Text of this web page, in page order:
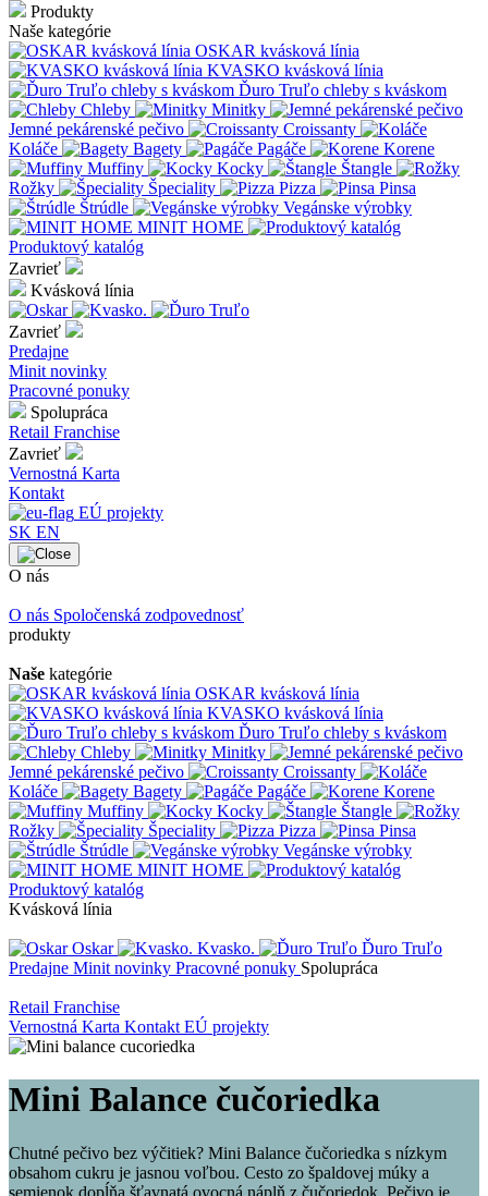
Produkty
Naše kategórie
OSKAR kvásková línia
KVASKO kvásková línia
Ďuro Truľo chleby s kváskom
Chleby
Minitky
Jemné pekárenské pečivo
Croissanty
Koláče
Bagety Pagáče
Korene
Muffiny
Kocky
Štangle
Rožky
Špeciality Pizza
Pinsa
Štrúdle
Vegánske výrobky
MINIT HOME
Produktový katalóg
Zavrieť
Kvásková línia
Zavrieť
Predajne
Minit novinky
Pracovné ponuky
Spolupráca
Retail Franchise
Zavrieť
Vernostná Karta
Kontakt
EÚ projekty
SK EN
O nás
O nás Spoločenská zodpovednosť
produkty
Naše kategórie
OSKAR kvásková línia
KVASKO kvásková línia
Ďuro Truľo chleby s kváskom
Chleby
Minitky
Jemné pekárenské pečivo
Croissanty
Koláče
Bagety Pagáče
Korene
Muffiny
Kocky
Štangle
Rožky
Špeciality Pizza
Pinsa
Štrúdle
Vegánske výrobky
MINIT HOME
Produktový katalóg
Kvásková línia
Oskar Kvasko.
Ďuro Truľo
Predajne Minit novinky Pracovné ponuky Spolupráca
Retail Franchise
Vernostná Karta Kontakt EÚ projekty
Mini Balance čučoriedka
Chutné pečivo bez výčitiek? Mini Balance čučoriedka s nízkym
obsahom cukru je jasnou voľbou. Cesto zo špaldovej múky a
semienok dopĺňa šťavnatá ovocná náplň z čučoriedok. Pečivo je